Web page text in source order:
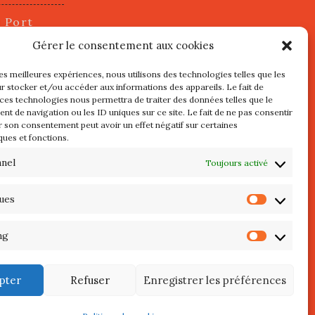
Gérer le consentement aux cookies
meilleures expériences, nous utilisons des technologies telles que les
stocker et/ou accéder aux informations des appareils. Le fait de
technologies nous permettra de traiter des données telles que le
de navigation ou les ID uniques sur ce site. Le fait de ne pas consentir
son consentement peut avoir un effet négatif sur certaines
et fonctions.
Toujours activé
Refuser Enregistrer les préférences
Port
juillet
3 Mai
de